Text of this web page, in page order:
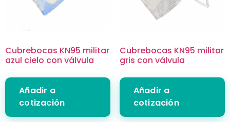
Cubrebocas KN95 militar
azul cielo con válvula
Añadir a
cotización
Cubrebocas KN95 militar
gris con válvula
Añadir a
cotización